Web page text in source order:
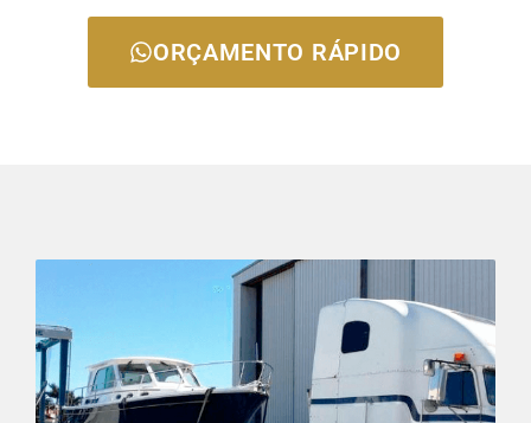
ORÇAMENTO RÁPIDO